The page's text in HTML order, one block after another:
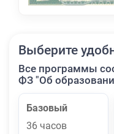
Выберите
Все программы
ФЗ "Об
Базовый
36 часов